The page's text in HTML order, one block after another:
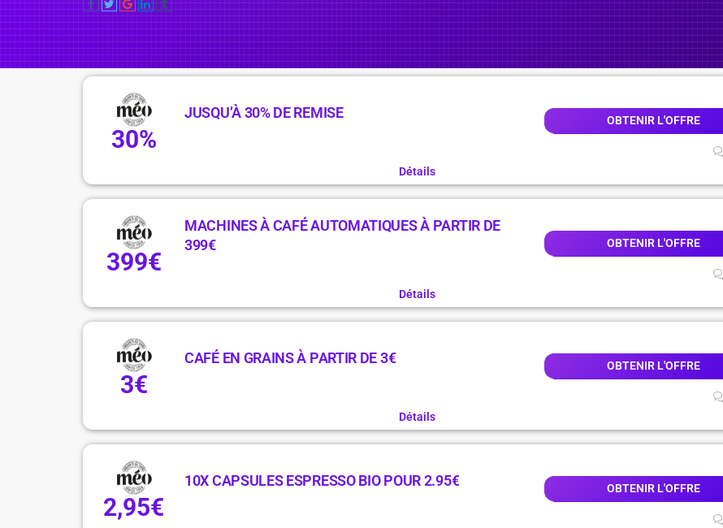
30%
JUSQU’À 30% DE REMISE OBTENIR L'OFFRE
Détails
399€
MACHINES À CAFÉ AUTOMATIQUES À PARTIR DE
399€
OBTENIR L'OFFRE
Détails
3€
CAFÉ EN GRAINS À PARTIR DE 3€ OBTENIR L'OFFRE
Détails
2,95€
10X CAPSULES ESPRESSO BIO POUR 2.95€ OBTENIR L'OFFRE